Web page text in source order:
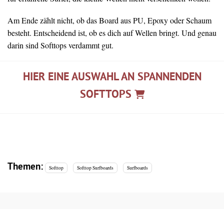
Am Ende zählt nicht, ob das Board aus PU, Epoxy oder Schaum
besteht. Entscheidend ist, ob es dich auf Wellen bringt. Und genau
darin sind Softtops verdammt gut.
HIER EINE AUSWAHL AN SPANNENDEN
SOFTTOPS
Themen: Softtop Softtop Surfboards Surfboards